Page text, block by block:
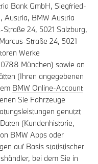
Bank GmbH, Siegfried-
Austria, BMW Austria
24, 5021 Salzburg,
Straße 24, 5021
Werke
München) sowie an
(Ihren angegebenen
BMW Online-Account
Sie Fahrzeuge
genutzt
(Kundenhistorie,
BMW Apps oder
auf Basis statistischer
bei dem Sie in